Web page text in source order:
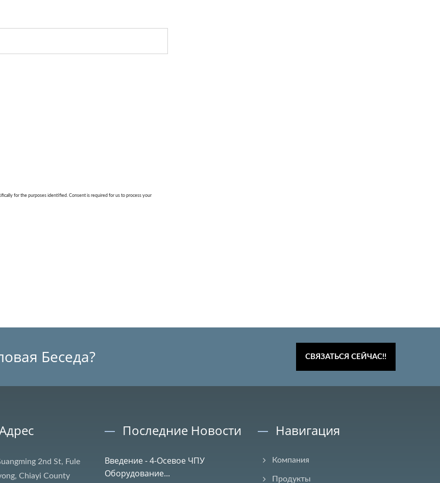
Беседа? СВЯЗАТЬСЯ СЕЙЧАС!!
2nd St, Fule
Chiayi County
Последние Новости
Введение - 4-Осевое ЧПУ
Оборудование...
Навигация
Компания
Продукты